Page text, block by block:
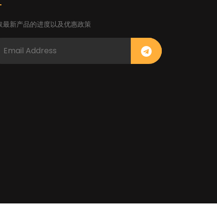
最新产品的进度以及优惠政策